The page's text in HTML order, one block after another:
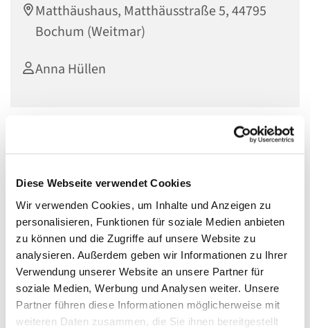
Diese Webseite verwendet Cookies
Wir verwenden Cookies, um Inhalte und Anzeigen zu
personalisieren, Funktionen für soziale Medien anbieten
zu können und die Zugriffe auf unsere Website zu
analysieren. Außerdem geben wir Informationen zu Ihrer
Verwendung unserer Website an unsere Partner für
soziale Medien, Werbung und Analysen weiter. Unsere
Partner führen diese Informationen möglicherweise mit
weiteren Daten zusammen, die Sie ihnen bereitgestellt
Matthäushaus, Matthäusstraße 5, 44795
Bochum (Weitmar)
Anna Hüllen